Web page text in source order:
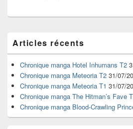
principale
de
widget
pour
barre
latérale
Articles récents
Chronique manga Hotel Inhumans T2
Chronique manga Meteoria T2 31/07/
Chronique manga Meteoria T1 31/07/
Chronique manga The Hitman’s Fave
Chronique manga Blood-Crawling